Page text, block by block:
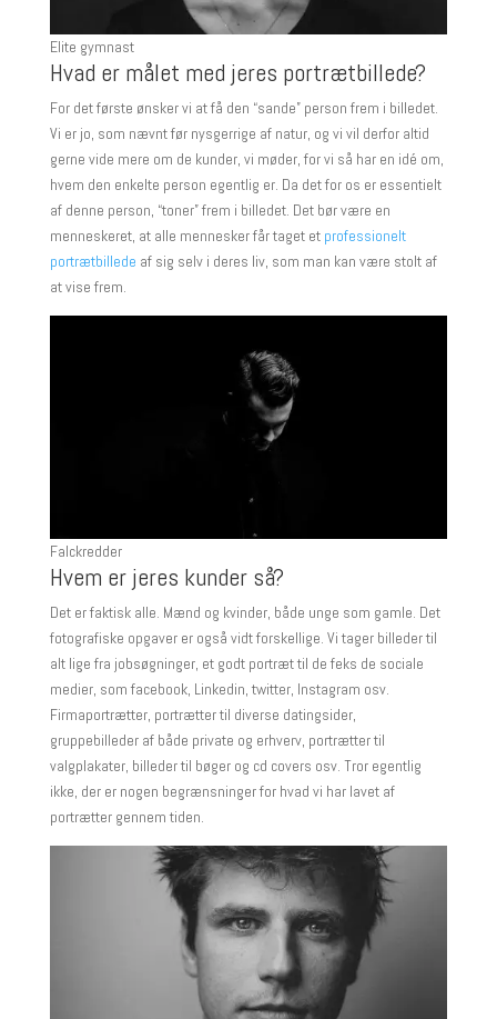
Elite gymnast
Hvad er målet med jeres portrætbillede?
For det første ønsker vi at få den “sande” person frem i billedet.
Vi er jo, som nævnt før nysgerrige af natur, og vi vil derfor altid
gerne vide mere om de kunder, vi møder, for vi så har en idé om,
hvem den enkelte person egentlig er. Da det for os er essentielt
af denne person, “toner” frem i billedet. Det bør være en
menneskeret, at alle mennesker får taget et professionelt
portrætbillede af sig selv i deres liv, som man kan være stolt af
at vise frem.
Falckredder
Hvem er jeres kunder så?
Det er faktisk alle. Mænd og kvinder, både unge som gamle. Det
fotografiske opgaver er også vidt forskellige. Vi tager billeder til
alt lige fra jobsøgninger, et godt portræt til de feks de sociale
medier, som facebook, Linkedin, twitter, Instagram osv.
Firmaportrætter, portrætter til diverse datingsider,
gruppebilleder af både private og erhverv, portrætter til
valgplakater, billeder til bøger og cd covers osv. Tror egentlig
ikke, der er nogen begrænsninger for hvad vi har lavet af
portrætter gennem tiden.